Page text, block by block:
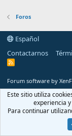
Foros
Español
Contactarnos
R
Forum software by
Este sitio utiliza
experiencia
Para continuar